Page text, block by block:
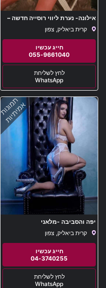
אילונה- נערת ליווי רוסייה חדשה –
צפון האר
קרית ביאליק, צפון
055-9661040
WhatsApp
תמונות
אמיתיות
יפה והסביבה -מלאני
קרית ביאליק, צפון
04-3740255
WhatsApp